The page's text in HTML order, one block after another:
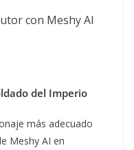
con Meshy AI
del Imperio
más adecuado
Meshy AI en